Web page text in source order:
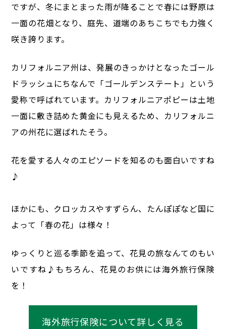
ですが、冬にまとまった雨が降ることで春には野原は
一面の花畑となり、庭先、道端のあちこちでも力強く
咲き誇ります。
カリフォルニア州は、発展のきっかけとなったゴール
ドラッシュにちなんで「ゴールデンステート」という
愛称で呼ばれています。カリフォルニアポピーは土地
一面に敷き詰めた黄金にも見えるため、カリフォルニ
アの州花に選ばれたそう。
花を愛する人々のエピソードを知るのも面白いですね
♪
ほかにも、クロッカスやすずらん、たんぽぽなど国に
よって「春の花」は様々！
ゆっくりと巡る季節を追って、花見の旅なんてのもい
いですね♪ もちろん、花見のお供には海外旅行保険
を！
海外旅行保険について詳しく見る